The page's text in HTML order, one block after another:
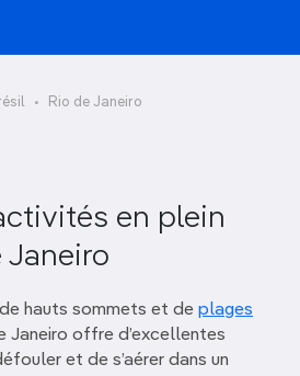
Rio de Janeiro
en plein
Janeiro
hauts sommets et de plages
Janeiro offre d’excellentes
et de s’aérer dans un